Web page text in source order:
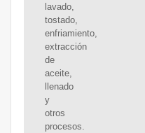
lavado,
tostado,
enfriamiento,
extracción
de
aceite,
llenado
y
otros
procesos.